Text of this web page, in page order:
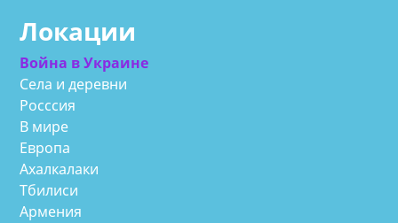
Локации
Война в Украине
Села и деревни
Росссия
В мире
Европа
Ахалкалаки
Тбилиси
Армения